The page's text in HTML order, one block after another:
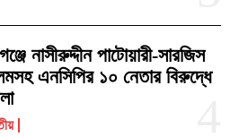
নাসীরুদ্দীন পাটোয়ারী-সারজিস
এনসিপির ১০ নেতার বিরুদ্ধে